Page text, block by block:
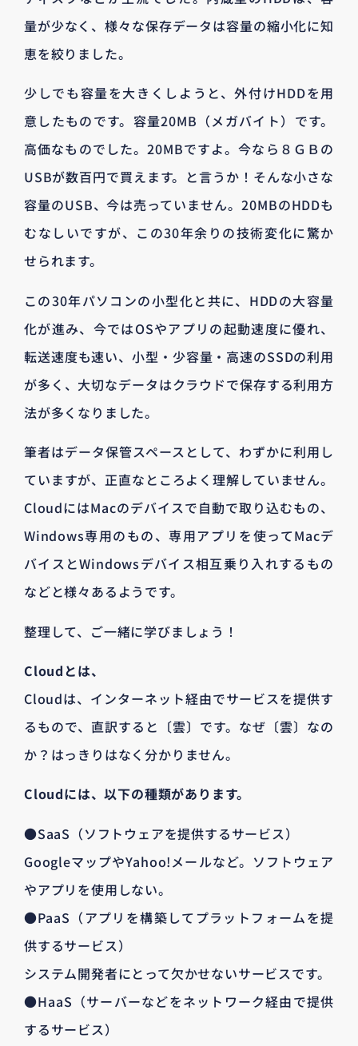
量が少なく、様々な保存データは容量の縮小化に知
恵を絞りました。
少しでも容量を大きくしようと、外付けHDDを用
意したものです。容量20MB（メガバイト）です。
高価なものでした。20MBですよ。今なら８ＧＢの
USBが数百円で買えます。と言うか！そんな小さな
容量のUSB、今は売っていません。20MBのHDDも
むなしいですが、この30年余りの技術変化に驚か
せられます。
この30年パソコンの小型化と共に、HDDの大容量
化が進み、今ではOSやアプリの起動速度に優れ、
転送速度も速い、小型・少容量・高速のSSDの利用
が多く、大切なデータはクラウドで保存する利用方
法が多くなりました。
筆者はデータ保管スペースとして、わずかに利用し
ていますが、正直なところよく理解していません。
CloudにはMacのデバイスで自動で取り込むもの、
Windows専用のもの、専用アプリを使ってMacデ
バイスとWindowsデバイス相互乗り入れするもの
などと様々あるようです。
整理して、ご一緒に学びましょう！
Cloudとは、
Cloudは、インターネット経由でサービスを提供す
るもので、直訳すると〔雲〕です。なぜ〔雲〕なの
か？はっきりはなく分かりません。
Cloudには、以下の種類があります。
●SaaS（ソフトウェアを提供するサービス）
GoogleマップやYahoo!メールなど。ソフトウェア
やアプリを使用しない。
●PaaS（アプリを構築してプラットフォームを提
供するサービス）
システム開発者にとって欠かせないサービスです。
●HaaS（サーバーなどをネットワーク経由で提供
するサービス）